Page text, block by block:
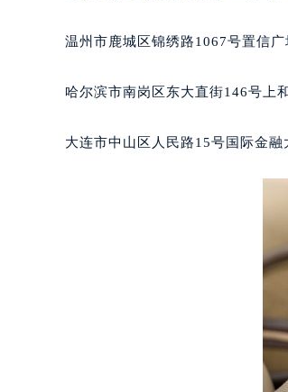
辽宁省沈阳市沈河
北京市东城区东长
内蒙古自治区阿拉
内蒙古自治区包
内蒙古自治区赤
内蒙古自治区鄂
内蒙古自治区呼
内蒙古自治区通
内蒙古自治区乌
内蒙古自治区乌
内蒙古自治区锡
内蒙古自治区兴
温州市鹿城区锦绣路1067号置信
哈尔滨市南岗区东大直街146号上
大连市中山区人民路15号国际金融